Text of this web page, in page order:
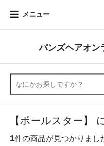
メニュー
バンズヘアオン
【ポールスター】
1件の商品が見つかりまし